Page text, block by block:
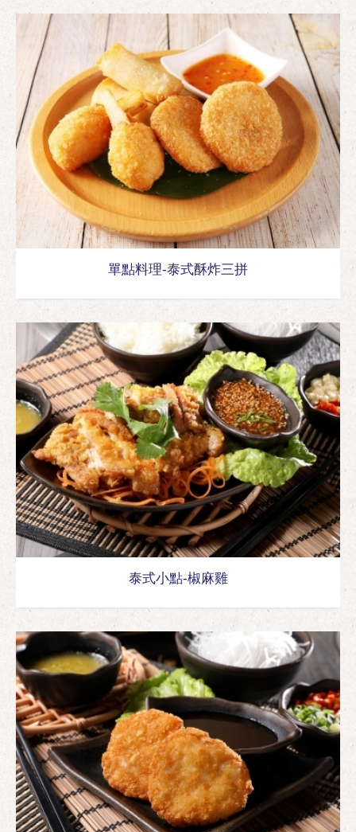
單點料理-泰式酥炸三拼
泰式小點-椒麻雞